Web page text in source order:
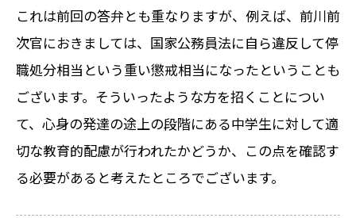
これは前回の答弁とも重なりますが、例えば、前川前
次官におきましては、国家公務員法に自ら違反して停
職処分相当という重い懲戒相当になったということも
ございます。そういったような方を招くことについ
て、心身の発達の途上の段階にある中学生に対して適
切な教育的配慮が行われたかどうか、この点を確認す
る必要があると考えたところでございます。